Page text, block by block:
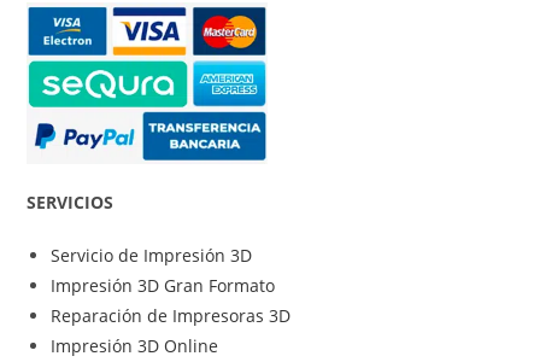
SERVICIOS
Servicio de Impresión 3D
Impresión 3D Gran Formato
Reparación de Impresoras 3D
Impresión 3D Online